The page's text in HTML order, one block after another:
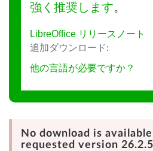
強く推奨します。
LibreOffice リリースノート
追加ダウンロード:
他の言語が必要ですか？
No download is
requested version